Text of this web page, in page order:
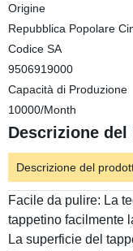
Origine
Repubblica Popolare
Codice SA
9506919000
Capacità di Produzione
10000/Month
Descrizione del
Descrizione del
Facile da pulire: La
tappetino facilmente
La superficie del